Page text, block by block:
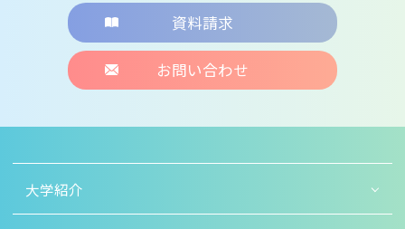
資料請求
お問い合わせ
大学紹介